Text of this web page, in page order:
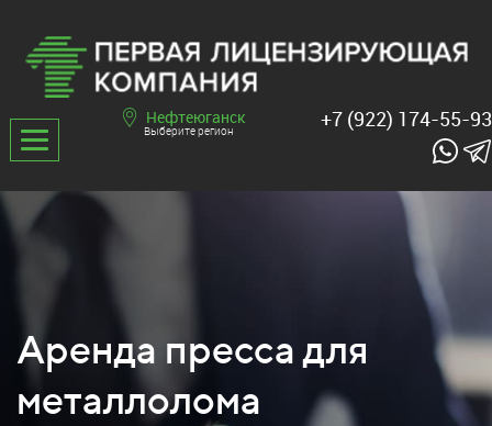
Нефтеюганск
Выберите регион +7 (922) 174-55-93
Аренда пресса для
металлолома